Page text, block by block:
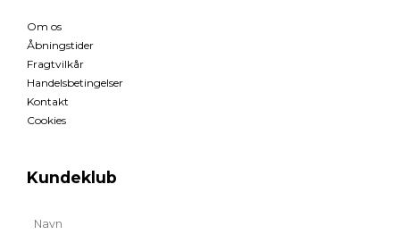
Om os
Åbningstider
Fragtvilkår
Handelsbetingelser
Kontakt
Cookies
Kundeklub